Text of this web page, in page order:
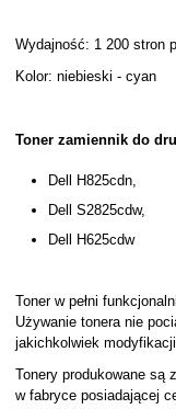
Wydajność: 1 200 stron
Kolor: niebieski - cyan
Toner zamiennik do
Dell H825cdn,
Dell S2825cdw,
Dell H625cdw
Toner w pełni
Używanie tonera nie
jakichkolwiek
Tonery produkowane są
w fabryce posiadającej